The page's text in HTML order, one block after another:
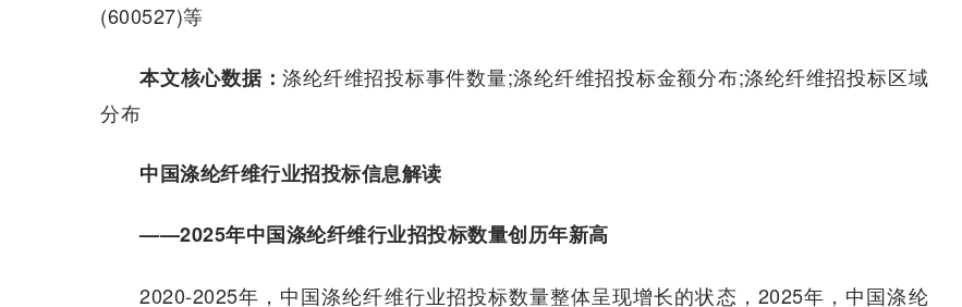
(600527)等
本文核心数据：涤纶纤维招投标事件数量;涤纶纤维招投标金额分布;涤纶纤维招投标区域
分布
中国涤纶纤维行业招投标信息解读
——2025年中国涤纶纤维行业招投标数量创历年新高
2020-2025年，中国涤纶纤维行业招投标数量整体呈现增长的状态，2025年，中国涤纶